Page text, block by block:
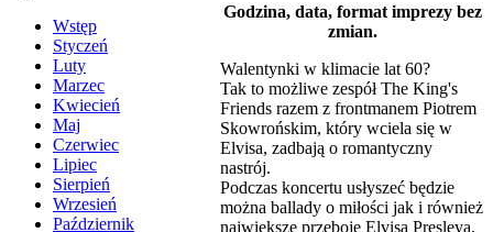
Wstęp
Styczeń
Luty
Marzec
Kwiecień
Maj
Czerwiec
Lipiec
Sierpień
Wrzesień
Październik
Godzina, data, format imprezy bez
zmian.
Walentynki w klimacie lat 60?
Tak to możliwe zespół The King's
Friends razem z frontmanem Piotrem
Skowrońskim, który wciela się w
Elvisa, zadbają o romantyczny
nastrój.
Podczas koncertu usłyszeć będzie
można ballady o miłości jak i również
największe przeboje Elvisa Presleya.